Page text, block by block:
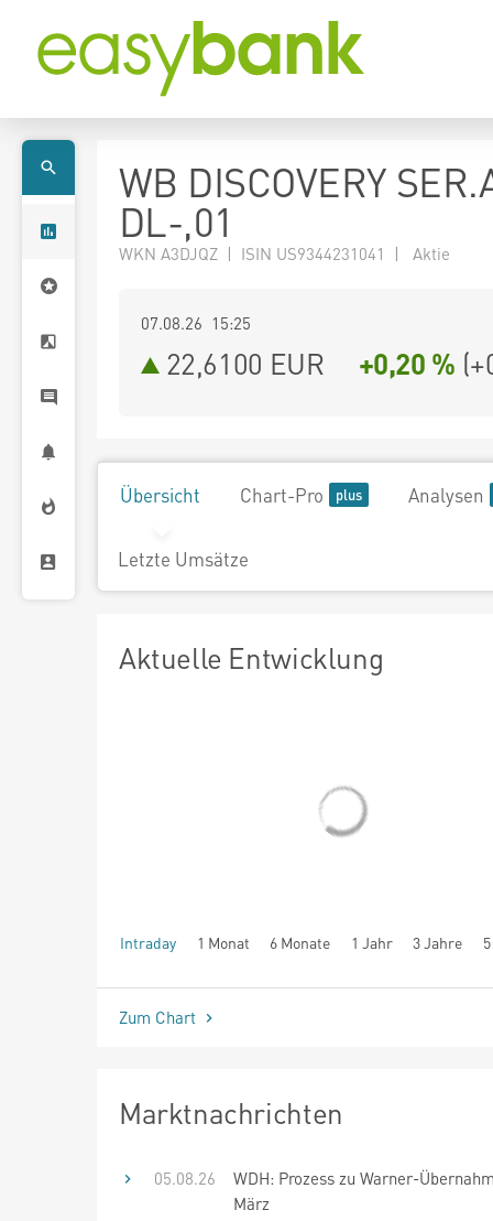
WB DISCOVERY
DL-,01
WKN A3DJQZ | ISIN US9344231041 | Aktie
07.08.26 15:25
22,6100 EUR +0,20 % (
Übersicht Chart-Pro Analysen
Letzte Umsätze
Aktuelle Entwicklung
Intraday 1 Monat 6 Monate 1 Jahr 3 Jahre
seit Beginn
Zum Chart
Marktnachrichten
05.08.26
WDH: Prozess zu Warner-
März